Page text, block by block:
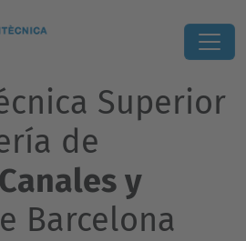
Superior
de
y
Barcelona